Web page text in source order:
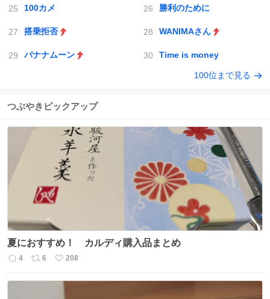
100カメ 勝利のために
搭乗拒否 WANIMAさん
バナナムーン Time is money
100位まで見る
つぶやきピックアップ
夏におすすめ！ カルディ購入品まとめ
返
4
リ
6
い
208